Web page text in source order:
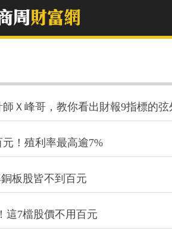
Ｘ峰哥，教你看出財報9指標的弦
！殖利率最高逾7%
板股皆不到百元
這7檔股價不用百元